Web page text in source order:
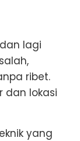
lagi
ribet.
dan lokasi
yang